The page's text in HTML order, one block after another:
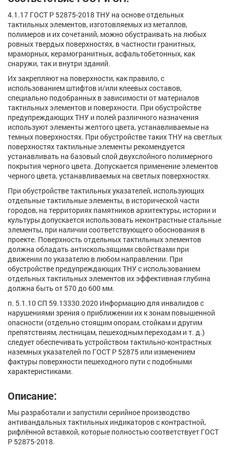
4.1.17 ГОСТ Р 52875-2018 ТНУ на основе отдельных
тактильных элементов, изготовляемых из металлов,
полимеров и их сочетаний, можно обустраивать на любых
ровных твердых поверхностях, в частности гранитных,
мраморных, керамогранитных, асфальтобетонных, как
снаружи, так и внутри зданий.
Их закрепляют на поверхности, как правило, с
использованием штифтов и/или клеевых составов,
специально подобранных в зависимости от материалов
тактильных элементов и поверхности. При обустройстве
предупреждающих ТНУ и полей различного назначения
используют элементы желтого цвета, устанавливаемые на
темных поверхностях. При обустройстве таких ТНУ на светлых
поверхностях тактильные элементы рекомендуется
устанавливать на базовый слой двухслойного полимерного
покрытия черного цвета. Допускается применение элементов
черного цвета, устанавливаемых на светлых поверхностях.
При обустройстве тактильных указателей, использующих
отдельные тактильные элементы, в исторической части
городов, на территориях памятников архитектуры, истории и
культуры допускается использовать неконтрастные стальные
элементы, при наличии соответствующего обоснования в
проекте. Поверхность отдельных тактильных элементов
должна обладать антискользящими свойствами при
движении по указателю в любом направлении. При
обустройстве предупреждающих ТНУ с использованием
отдельных тактильных элементов их эффективная глубина
должна быть от 570 до 600 мм.
п. 5.1.10 СП 59.13330.2020 Информацию для инвалидов с
нарушениями зрения о приближении их к зонам повышенной
опасности (отдельно стоящим опорам, стойкам и другим
препятствиям, лестницам, пешеходным переходам и т. д.)
следует обеспечивать устройством тактильно-контрастных
наземных указателей по ГОСТ Р 52875 или изменением
фактуры поверхности пешеходного пути с подобными
характеристиками.
Описание:
Мы разработали и запустили серийное производство
антивандальных тактильных индикаторов с контрастной,
рифлённой вставкой, которые полностью соответствует ГОСТ
Р 52875-2018.